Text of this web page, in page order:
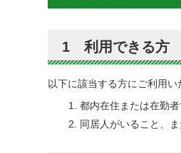
1 利用できる方
以下に該当する方にご利用い
都内在住または在勤
同居人がいること、